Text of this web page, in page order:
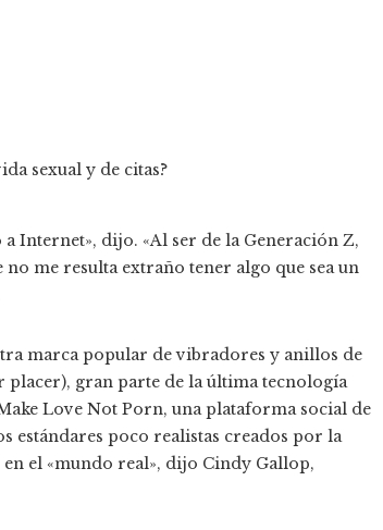
a Internet», dijo. «Al ser de la Generación Z,
me resulta extraño tener algo que sea un
marca popular de vibradores y anillos de
gran parte de la última tecnología
Love Not Porn, una plataforma social de
estándares poco realistas creados por la
el «mundo real», dijo Cindy Gallop,